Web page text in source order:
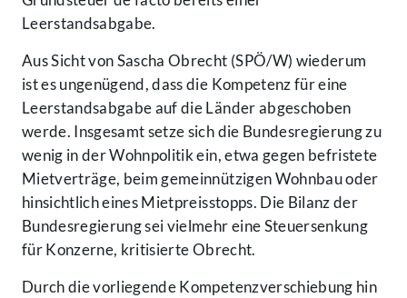
Leerstandsabgabe.
Aus Sicht von Sascha Obrecht (SPÖ/W) wiederum
ist es ungenügend, dass die Kompetenz für eine
Leerstandsabgabe auf die Länder abgeschoben
werde. Insgesamt setze sich die Bundesregierung zu
wenig in der Wohnpolitik ein, etwa gegen befristete
Mietverträge, beim gemeinnützigen Wohnbau oder
hinsichtlich eines Mietpreisstopps. Die Bilanz der
Bundesregierung sei vielmehr eine Steuersenkung
für Konzerne, kritisierte Obrecht.
Durch die vorliegende Kompetenzverschiebung hin